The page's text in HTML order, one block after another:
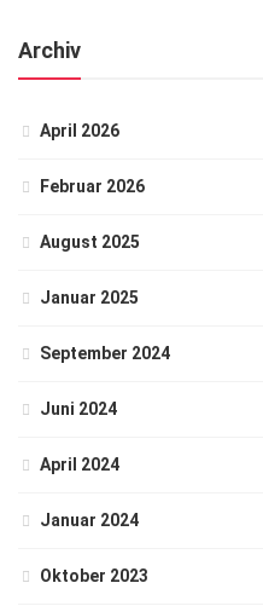
Archiv
April 2026
Februar 2026
August 2025
Januar 2025
September 2024
Juni 2024
April 2024
Januar 2024
Oktober 2023